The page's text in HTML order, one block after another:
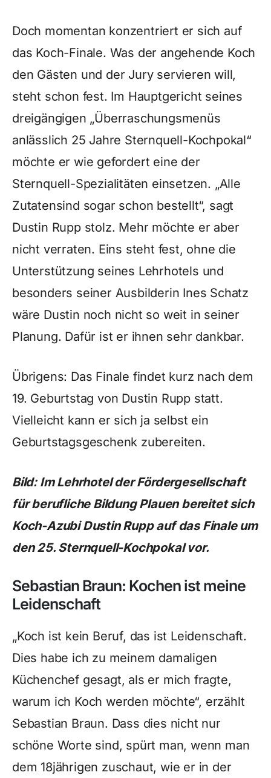
Doch momentan konzentriert er sich auf
das Koch-Finale. Was der angehende Koch
den Gästen und der Jury servieren will,
steht schon fest. Im Hauptgericht seines
dreigängigen „Überraschungsmenüs
anlässlich 25 Jahre Sternquell-Kochpokal“
möchte er wie gefordert eine der
Sternquell-Spezialitäten einsetzen. „Alle
Zutatensind sogar schon bestellt“, sagt
Dustin Rupp stolz. Mehr möchte er aber
nicht verraten. Eins steht fest, ohne die
Unterstützung seines Lehrhotels und
besonders seiner Ausbilderin Ines Schatz
wäre Dustin noch nicht so weit in seiner
Planung. Dafür ist er ihnen sehr dankbar.
Übrigens: Das Finale findet kurz nach dem
19. Geburtstag von Dustin Rupp statt.
Vielleicht kann er sich ja selbst ein
Geburtstagsgeschenk zubereiten.
Bild: Im Lehrhotel der Fördergesellschaft
für berufliche Bildung Plauen bereitet sich
Koch-Azubi Dustin Rupp auf das Finale um
den 25. Sternquell-Kochpokal vor.
Sebastian Braun: Kochen ist meine
Leidenschaft
„Koch ist kein Beruf, das ist Leidenschaft.
Dies habe ich zu meinem damaligen
Küchenchef gesagt, als er mich fragte,
warum ich Koch werden möchte“, erzählt
Sebastian Braun. Dass dies nicht nur
schöne Worte sind, spürt man, wenn man
dem 18jährigen zuschaut, wie er in der